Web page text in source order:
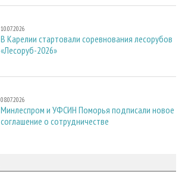
10.07.2026
В Карелии стартовали соревнования лесорубов
«Лесоруб-2026»
08.07.2026
Минлеспром и УФСИН Поморья подписали новое
соглашение о сотрудничестве